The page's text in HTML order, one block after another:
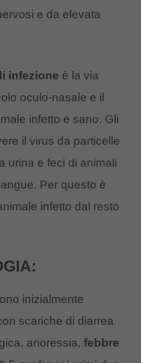
e da elevata
infezione è la via
oculo-nasale e il
infetto e sano. Gli
il virus da particelle
urina e feci di animali
Per questo è
infetto dal resto
inizialmente
scariche di diarrea
anoressia, febbre